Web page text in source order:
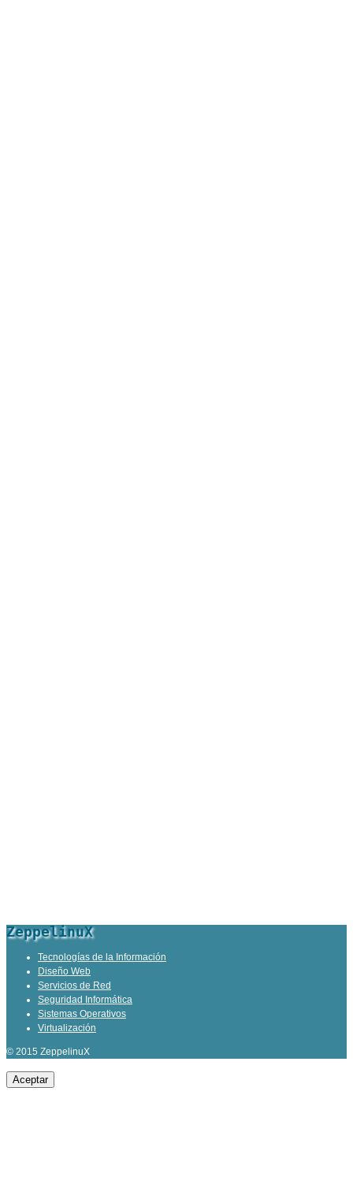
ZeppelinuX
Tecnologías de la Información
Diseño Web
Servicios de Red
Seguridad Informática
Sistemas Operativos
Virtualización
© 2015 ZeppelinuX
Aceptar